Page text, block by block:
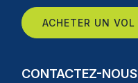
ACHETER UN VOL
CONTACTEZ-NOUS